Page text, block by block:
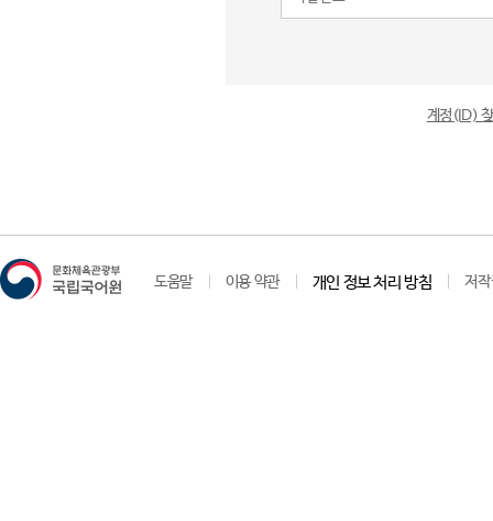
계정(ID)
도움말 이용 약관 개인 정보 처리 방침 저